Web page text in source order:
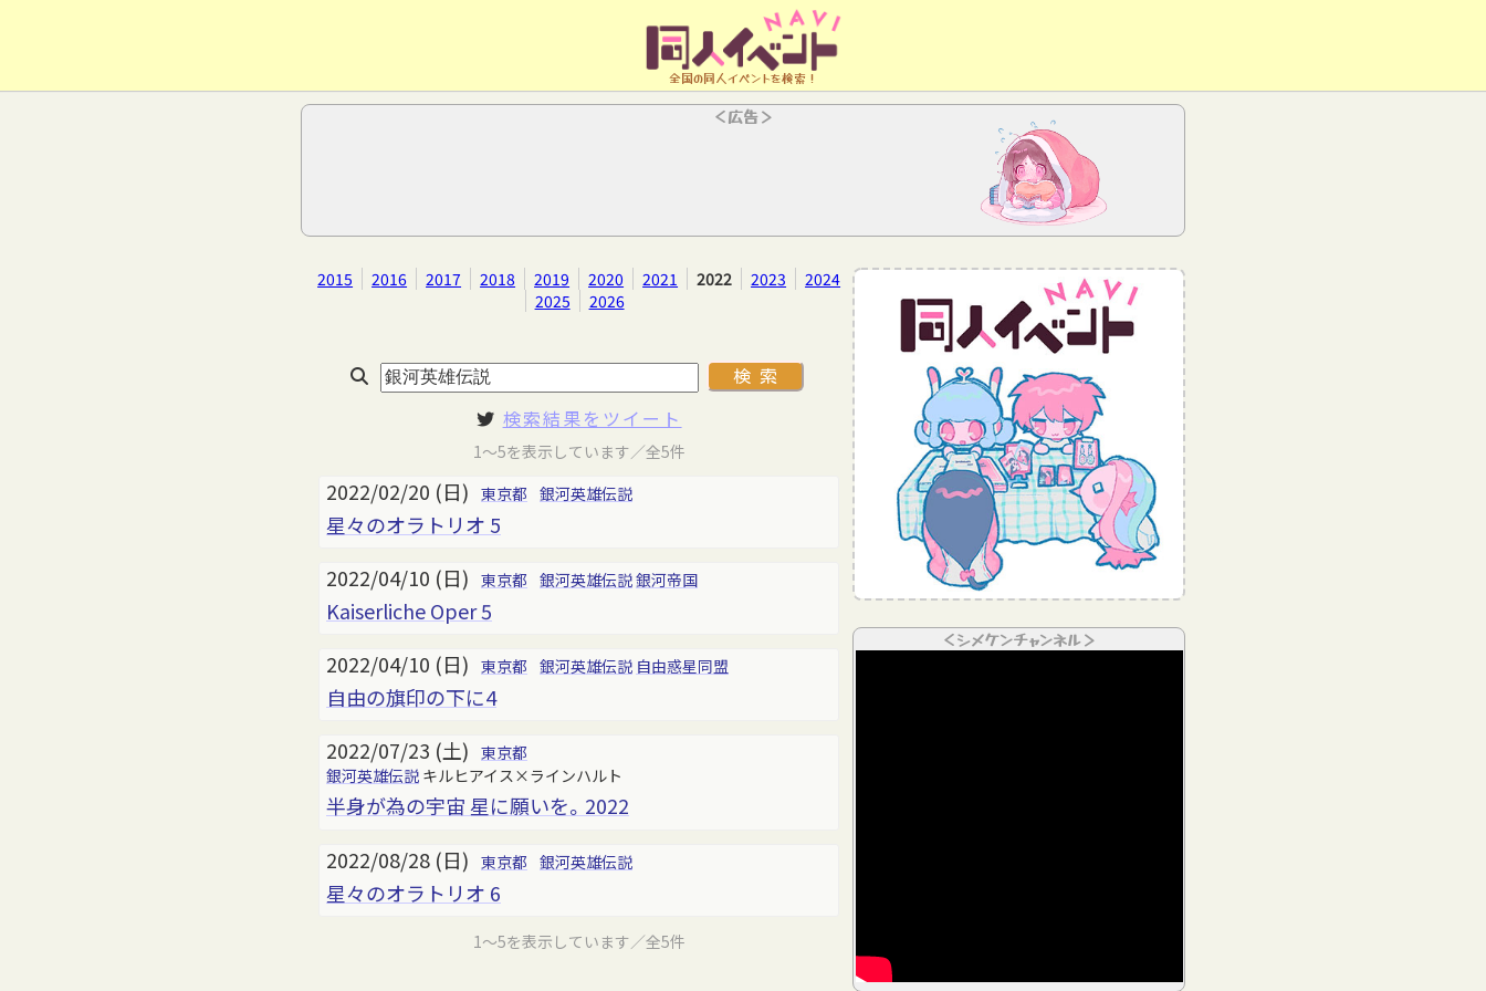
全国の同人イベントを検索！
＜広告＞
2015 2016 2017 2018 2019 2020 2021 2022 2023
2024
2025
2026
検索結果をツイート
1～5を表示しています／全5件
2022/02/20 (日) 東京都 銀河英雄伝説
星々のオラトリオ 5
2022/04/10 (日) 東京都 銀河英雄伝説銀河帝国
Kaiserliche Oper 5
2022/04/10 (日) 東京都 銀河英雄伝説 自由惑星同盟
自由の旗印の下に4
2022/07/23 (土) 東京都
銀河英雄伝説 キルヒアイス×ラインハルト
半身が為の宇宙 星に願いを。2022
2022/08/28 (日) 東京都 銀河英雄伝説
星々のオラトリオ 6
1～5を表示しています／全5件
＜シメケンチャンネル＞